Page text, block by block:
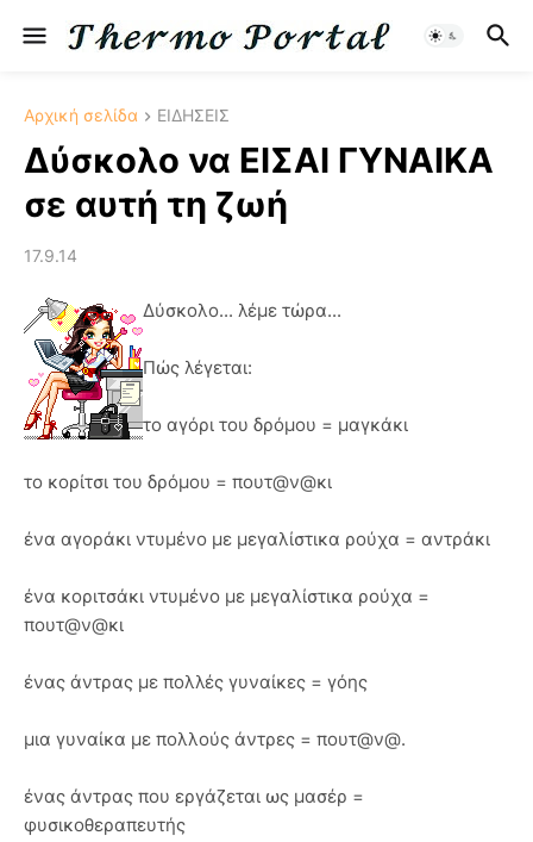
Αρχική σελίδα ΕΙΔΗΣΕΙΣ
Δύσκολο να ΕΙΣΑΙ ΓΥΝΑΙΚΑ
σε αυτή τη ζωή
17.9.14
Δύσκολο... λέμε τώρα...
Πώς λέγεται:
το αγόρι του δρόμου = μαγκάκι
το κορίτσι του δρόμου = πουτ@ν@κι
ένα αγοράκι ντυμένο με μεγαλίστικα ρούχα = αντράκι
ένα κοριτσάκι ντυμένο με μεγαλίστικα ρούχα =
πουτ@ν@κι
ένας άντρας με πολλές γυναίκες = γόης
μια γυναίκα με πολλούς άντρες = πουτ@ν@.
ένας άντρας που εργάζεται ως μασέρ =
φυσικοθεραπευτής